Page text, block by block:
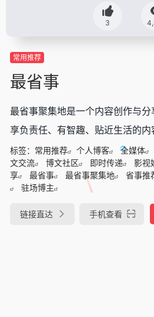
3
常用推荐
最省事
最省事聚集地是一个内容创作与
享负责任、有智趣、贴近生活的内
标签： 常用推荐 个人博客 全媒体
文交流
博文社区 即时传递 影视
享
最省事 最省事聚集地 省事推
驻场博主
链接直达 手机查看